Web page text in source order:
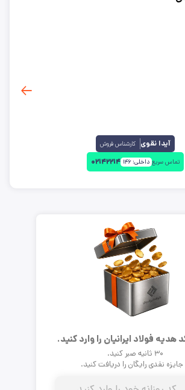
آیدا نقوی کارشناس فروش
تماس سریع داخلی:۱۴۶ ۰۲۱۴۲۲۱۴
هدیه فولاد ایرانیان را وارد کنید.
۳۰ ثانیه صبر کنید.
نقدی رایگان را دریافت کنید.